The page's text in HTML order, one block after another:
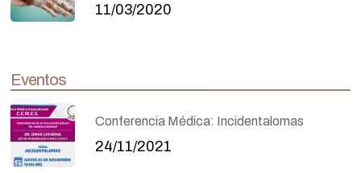
11/03/2020
Eventos
Conferencia Médica: Incidentalomas
24/11/2021